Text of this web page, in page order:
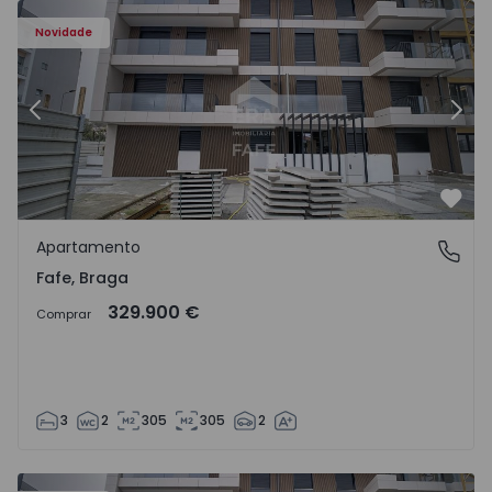
Novidade
Anterior
Fafe, Braga
Apartamento
Fafe, Braga
Comprar 329.900 €
3 2 305 305 2